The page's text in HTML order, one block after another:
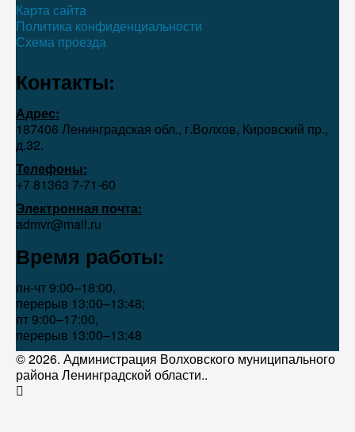
Карта сайта
Политика конфиденциальности
Схема проезда
Контакты:
Адрес:
187406 Ленинградская обл., г.Волхов, Кировский пр.,
д.32.
Телефоны:
+7 81363 7‑71-60
Электронная почта:
admvr@mail.ru
Время работы:
пн-чт 9:00–18:00,
перерыв 13:00–13:48;
пт 9:00–17:00,
перерыв 13:00–13:48
© 2026. Администрация Волховского муниципального
района Ленинградской области..